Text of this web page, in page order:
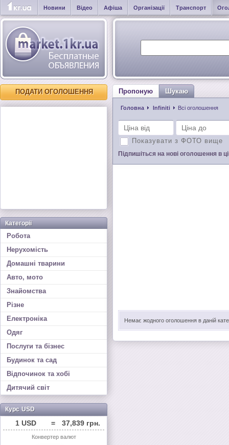
Новини Відео Афіша Організації Транспорт
ПОДАТИ ОГОЛОШЕННЯ
Категорії
Робота
Нерухомість
Домашні тварини
Авто, мото
Знайомства
Різне
Електроніка
Одяг
Послуги та бізнес
Будинок та сад
Відпочинок та хобі
Дитячий світ
Курс USD
1 USD = 37,839 грн.
Конвертер валют
Пропоную Шукаю
Головна Infiniti Всі оголошення
Показувати з ФОТО вище
Підпишіться на нові оголошення в
Немає жодного оголошення в даній